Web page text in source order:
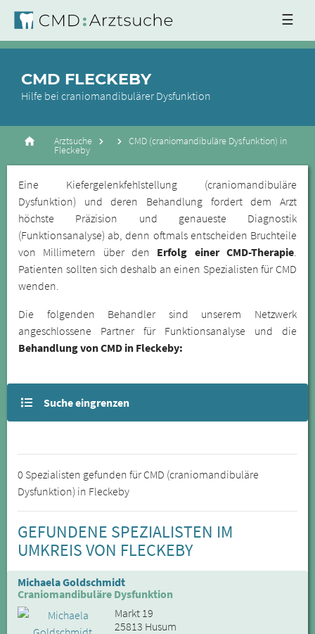
☰
CMD FLECKEBY
Hilfe bei craniomandibulärer Dysfunktion
Arztsuche CMD (craniomandibuläre Dysfunktion) in
Fleckeby
Eine Kiefergelenkfehlstellung (craniomandibuläre
Dysfunktion) und deren Behandlung fordert dem Arzt
höchste Präzision und genaueste Diagnostik
(Funktionsanalyse) ab, denn oftmals entscheiden Bruchteile
von Millimetern über den Erfolg einer CMD-Therapie.
Patienten sollten sich deshalb an einen Spezialisten für CMD
wenden.
Die folgenden Behandler sind unserem Netzwerk
angeschlossene Partner für Funktionsanalyse und die
Behandlung von CMD in Fleckeby:
Suche eingrenzen
0 Spezialisten gefunden für CMD (craniomandibuläre
Dysfunktion) in Fleckeby
GEFUNDENE SPEZIALISTEN IM
UMKREIS VON FLECKEBY
Michaela Goldschmidt
Craniomandibuläre Dysfunktion
Markt 19
25813 Husum